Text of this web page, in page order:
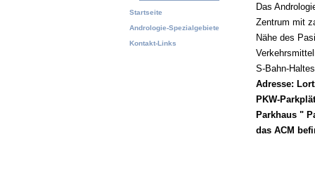
Startseite
Andrologie-Spezialgebiete
Kontakt-Links
Das
Zentrum mit
Nähe des
S-Bahn-
Adresse:
PKW-
Parkhaus "
das ACM